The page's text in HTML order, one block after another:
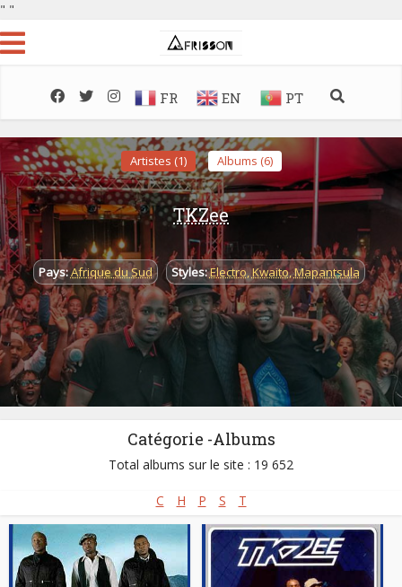
" "
FR EN PT
Artistes (1) Albums (6)
TKZee
Pays:Afrique du Sud Styles:Electro,Kwaito,Mapantsula
Catégorie -Albums
Total albums sur le site : 19 652
C H P S T